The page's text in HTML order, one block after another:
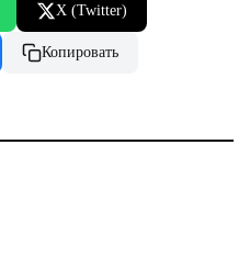
X (Twitter)
Копировать